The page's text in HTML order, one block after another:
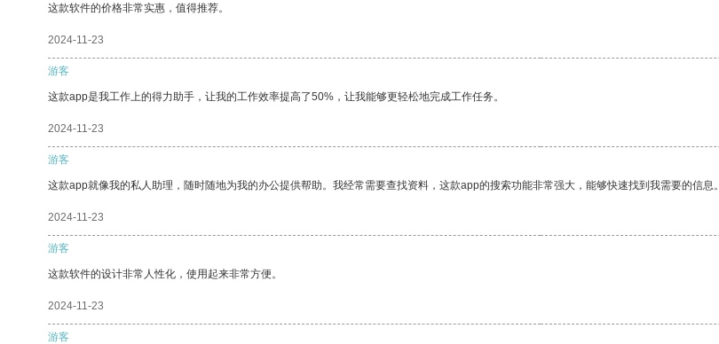
这款软件的价格非常实惠，值得推荐。
2024-11-23
游客
这款app是我工作上的得力助手，让我的工作效率提高了50%，让我能够更轻松地完成工作任务。
2024-11-23
游客
这款app就像我的私人助理，随时随地为我的办公提供帮助。我经常需要查找资料，这款app的搜索功能非常强大，能够快速找到我需要的信息。
2024-11-23
游客
这款软件的设计非常人性化，使用起来非常方便。
2024-11-23
游客